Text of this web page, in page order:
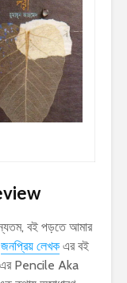
বই পড়তে আমার
জনপ্রিয় লেখক এর বই
এর Pencile Aka